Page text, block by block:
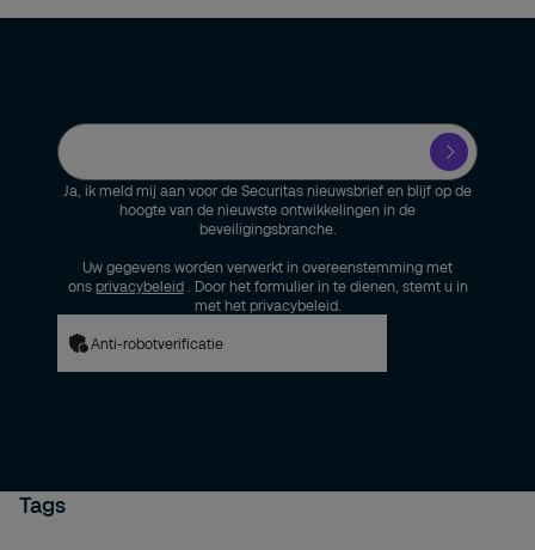
Ja, ik meld mij aan voor de Securitas nieuwsbrief en blijf op de
hoogte van de nieuwste ontwikkelingen in de
beveiligingsbranche.
Uw gegevens worden verwerkt in overeenstemming met
ons privacybeleid
. Door het formulier in te dienen, stemt u in
met het privacybeleid.
Anti-robotverificatie
Tags